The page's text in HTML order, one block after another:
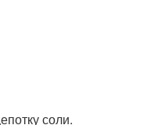
соли.